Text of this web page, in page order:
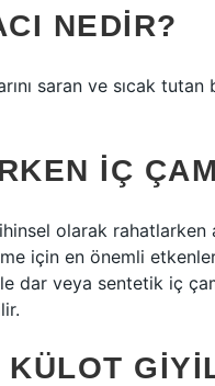
NEDIR?
saran ve sıcak
IÇ
olarak
için en önemli
dar veya sentetik iç